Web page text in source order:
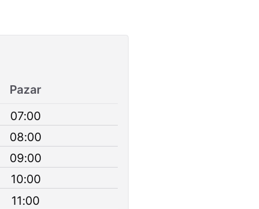
Pazar
07:00
08:00
09:00
10:00
11:00